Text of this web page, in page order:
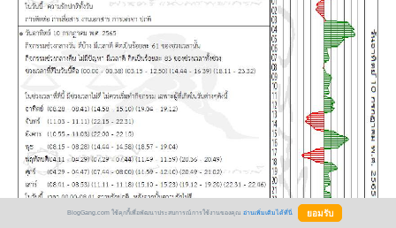
BlogGang.com ใช้คุกกี้เพื่อพัฒนาประสบการณ์การใช้งานของคุณ อ่านเพิ่มเติมได้ที่นี่